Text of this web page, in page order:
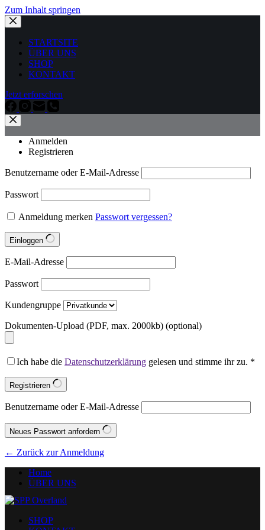
Zum Inhalt springen
STARTSITE
ÜBER UNS
SHOP
KONTAKT
Jetzt erforschen
Anmelden
Registrieren
Benutzername oder E-Mail-Adresse
Passwort
Anmeldung merken Passwort vergessen?
Einloggen
E-Mail-Adresse
Passwort
Kundengruppe
Dokumenten-Upload (PDF, max. 2000kb) (optional)
Ich habe die Datenschutzerklärung gelesen und stimme ihr zu. *
Registrieren
Benutzername oder E-Mail-Adresse
Neues Passwort anfordern
← Zurück zur Anmeldung
Home
ÜBER UNS
SHOP